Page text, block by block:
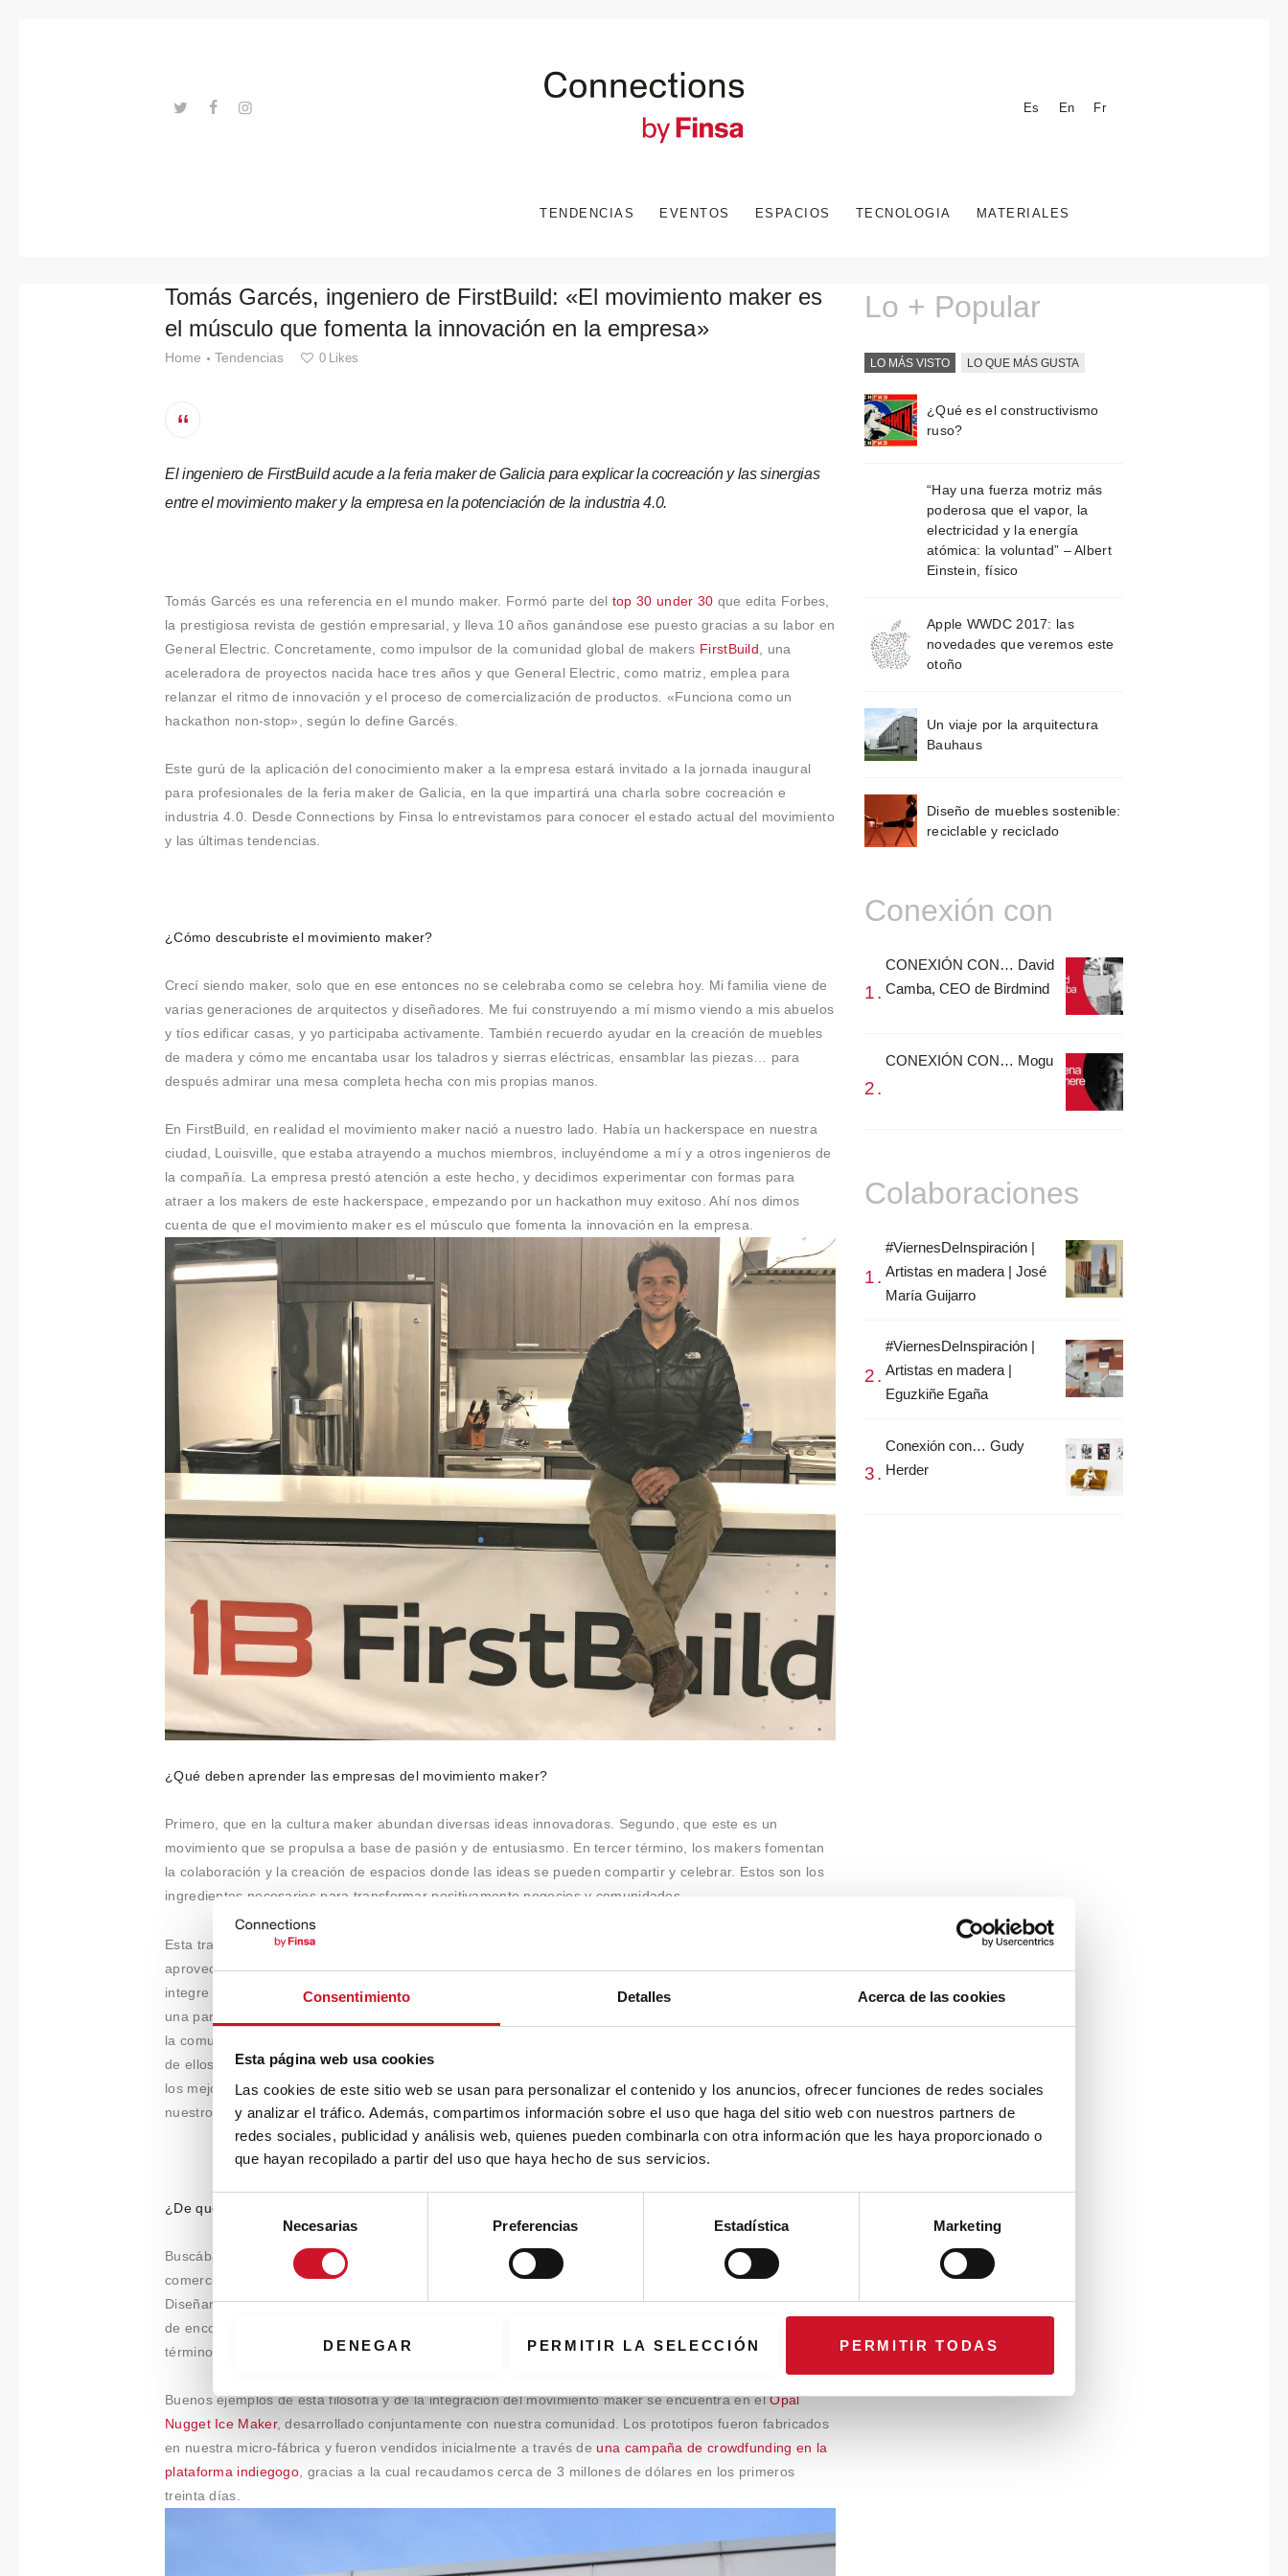
Consentimiento Detalles Acerca de las cookies
Esta página web usa cookies
Las cookies de este sitio web se usan para personalizar el contenido y los anuncios, ofrecer funciones de redes sociales
y analizar el tráfico. Además, compartimos información sobre el uso que haga del sitio web con nuestros partners de
redes sociales, publicidad y análisis web, quienes pueden combinarla con otra información que les haya proporcionado o
que hayan recopilado a partir del uso que haya hecho de sus servicios.
d
e
c
o
n
Necesarias Preferencias Estadística Marketing
DENEGAR PERMITIR LA SELECCIÓN PERMITIR TODAS
Es En Fr
TENDENCIAS EVENTOS ESPACIOS TECNOLOGIA MATERIALES
Conexión
Contacto
Tomás Garcés, ingeniero de FirstBuild: «El movimiento maker es
el músculo que fomenta la innovación en la empresa»
Home Tendencias 0 Likes
El ingeniero de FirstBuild acude a laferia maker de Galicia para explicar la cocreación y las sinergias
entre el movimiento maker y la empresa en la potenciación de la industria 4.0.
Tomás Garcés es una referencia en el mundo maker. Formó parte del top 30 under 30 que edita Forbes,
la prestigiosa revista de gestión empresarial, y lleva 10 años ganándose ese puesto gracias a su labor en
General Electric. Concretamente, como impulsor de la comunidad global de makers FirstBuild , una
aceleradora de proyectos nacida hace tres años y que General Electric, como matriz, emplea para
relanzar el ritmo de innovación y el proceso de comercialización de productos. «Funciona como un
hackathon non-stop», según lo define Garcés.
Este gurú de la aplicación del conocimiento maker a la empresa estará invitado a la jornada inaugural
para profesionales de la feria maker de Galicia, en la que impartirá una charla sobre cocreación e
industria 4.0. Desde Connections by Finsa lo entrevistamos para conocer el estado actual del movimiento
y las últimas tendencias.
¿Cómo descubriste el movimiento maker?
Crecí siendo maker, solo que en ese entonces no se celebraba como se celebra hoy. Mi familia viene de
varias generaciones de arquitectos y diseñadores. Me fui construyendo a mí mismo viendo a mis abuelos
y tíos edificar casas, y yo participaba activamente. También recuerdo ayudar en la creación de muebles
de madera y cómo me encantaba usar los taladros y sierras eléctricas, ensamblar las piezas… para
después admirar una mesa completa hecha con mis propias manos.
En FirstBuild, en realidad el movimiento maker nació a nuestro lado. Había un hackerspace en nuestra
ciudad, Louisville, que estaba atrayendo a muchos miembros, incluyéndome a mí y a otros ingenieros de
la compañía. La empresa prestó atención a este hecho, y decidimos experimentar con formas para
atraer a los makers de este hackerspace, empezando por un hackathon muy exitoso. Ahí nos dimos
cuenta de que el movimiento maker es el músculo que fomenta la innovación en la empresa.
¿Qué deben aprender las empresas del movimiento maker?
Primero, que en la cultura maker abundan diversas ideas innovadoras. Segundo, que este es un
movimiento que se propulsa a base de pasión y de entusiasmo. En tercer término, los makers fomentan
la colaboración y la creación de espacios donde las ideas se pueden compartir y celebrar. Estos son los
ingredientes necesarios para transformar positivamente negocios y comunidades.
Esta transformación de la que hablo es algo que hemos vivido en primera persona en FirstBuild, ya que
aprovechamos y amplificamos los esfuerzos de innovación al permitir que el movimiento maker se
integre en el proceso de desarrollo de los productos. Esto lo llevamos a cabo de distintas formas: por
una parte, un buen número de ideas para crear nuevos objetos son compartidas por miembros maker de
la comunidad. Por otra parte, la fabricación de estos productos la asumen los propios makers. Muchos
de ellos son ingenieros que trabajan para GE Appliances, a quienes contratamos tras graduarse por ser
los mejores de su clase. El círculo se completa cuando los propios makers de la comunidad compran
nuestros productos.
¿De qué manera íntegra FirstBuild el mundo empresarial con el movimiento maker?
Buscábamos respuestas a una necesidad de innovación, de acelerar el ritmo y el proceso de
comercialización. Nuestro modelo de negocio se basa en tres pilares: diseño, fabricación y ventas.
Diseñamos co-creativamente con la comunidad maker y fabricamos a bajos volúmenes con la intención
de encontrar nuevas oportunidades, a la par que mantenemos bajos costes de producción. En siguiente
término, vendemos usando nuevos canales que nos permiten validar las ideas.
Buenos ejemplos de esta filosofía y de la integración del movimiento maker se encuentra en elOpal
Nugget Ice Maker, desarrollado conjuntamente con nuestra comunidad. Los prototipos fueron fabricados
en nuestra micro-fábrica y fueron vendidos inicialmente a través deuna campaña de crowdfunding en la
plataforma indiegogo, gracias a la cual recaudamos cerca de 3 millones de dólares en los primeros
treinta días.
Lo + Popular
LO MÁS VISTO LO QUE MÁS GUSTA
¿Qué es el constructivismo
ruso?
“Hay una fuerza motriz más
poderosa que el vapor, la
electricidad y la energía
atómica: la voluntad” – Albert
Einstein, físico
Apple WWDC 2017: las
novedades que veremos este
otoño
Un viaje por la arquitectura
Bauhaus
Diseño de muebles sostenible:
reciclable y reciclado
Conexión con
CONEXIÓN CON… David
Camba, CEO de Birdmind
CONEXIÓN CON… Mogu
Colaboraciones
#ViernesDeInspiración |
Artistas en madera | José
María Guijarro
#ViernesDeInspiración |
Artistas en madera |
Eguzkiñe Egaña
Conexión con… Gudy
Herder